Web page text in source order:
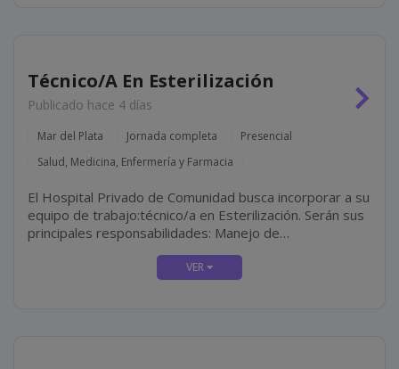
Técnico/A En Esterilización
Publicado hace 4 días
Mar del Plata Jornada completa
Presencial
Salud, Medicina, Enfermería y Farmacia
El Hospital Privado de Comunidad busca incorporar a su
equipo de trabajo:técnico/a en Esterilización. Serán sus
principales responsabilidades: Manejo de
esterilizadoras Statim **** y ****, realizando las
esterilizaciones necesarias durante la jornada y el